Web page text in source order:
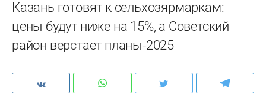
Казань готовят к сельхозярмаркам:
цены будут ниже на 15%, а Советский
район верстает планы-2025